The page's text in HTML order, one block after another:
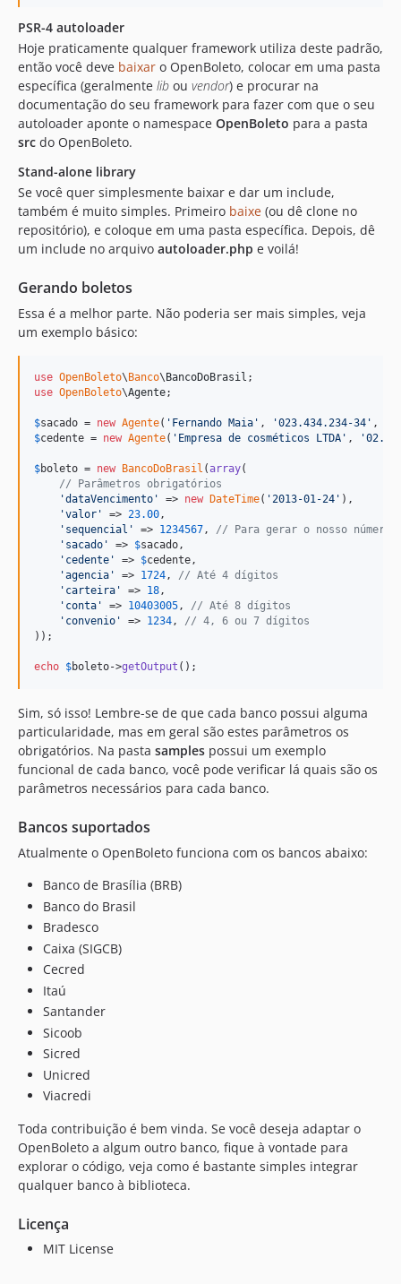
dev-WEB-976
dev-fix-tests
PSR-4 autoloader
Hoje praticamente qualquer framework utiliza deste padrão,
então você deve baixar o OpenBoleto, colocar em uma pasta
específica (geralmente lib ou vendor) e procurar na
documentação do seu framework para fazer com que o seu
autoloader aponte o namespace OpenBoleto para a pasta
src do OpenBoleto.
Stand-alone library
Se você quer simplesmente baixar e dar um include,
também é muito simples. Primeiro baixe (ou dê clone no
repositório), e coloque em uma pasta específica. Depois, dê
um include no arquivo autoloader.php e voilá!
Gerando boletos
Essa é a melhor parte. Não poderia ser mais simples, veja
um exemplo básico:
use OpenBoleto\ Banco\ BancoDoBrasil
use OpenBoleto\Agente;
$sacado = new Agente( ' Fernando Maia ' , '023.434.234-34 ' ,
$cedente = new Agente( ' Empresa de cosméticos LTDA ' , '
$boleto = new BancoDoBrasil (array(
// Parâmetros obrigatórios
'dataVencimento ' => new DateTime( '2013-01-24 ' ),
'valor ' => 23.00,
' sequencial ' => 1234567, // Para gerar o nosso número
' sacado ' => $sacado,
' cedente ' => $cedente,
'agencia ' => 1724, // Até 4 dígitos
' carteira ' => 18,
' conta ' => 10403005, // Até 8 dígitos
' convenio ' => 1234, // 4, 6 ou 7 dígitos
));
echo $boleto->getOutput ();
Sim, só isso! Lembre-se de que cada banco possui alguma
particularidade, mas em geral são estes parâmetros os
obrigatórios. Na pasta samples possui um exemplo
funcional de cada banco, você pode verificar lá quais são os
parâmetros necessários para cada banco.
Bancos suportados
Atualmente o OpenBoleto funciona com os bancos abaixo:
Banco de Brasília (BRB)
Banco do Brasil
Bradesco
Caixa (SIGCB)
Cecred
Itaú
Santander
Sicoob
Sicred
Unicred
Viacredi
Toda contribuição é bem vinda. Se você deseja adaptar o
OpenBoleto a algum outro banco, fique à vontade para
explorar o código, veja como é bastante simples integrar
qualquer banco à biblioteca.
Licença
MIT License